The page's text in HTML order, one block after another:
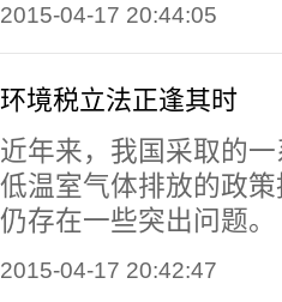
2015-04-17 20:44:05
环境税立法正逢其时
近年来，我国采取的
低温室气体排放的政
仍存在一些突出问题。
2015-04-17 20:42:47